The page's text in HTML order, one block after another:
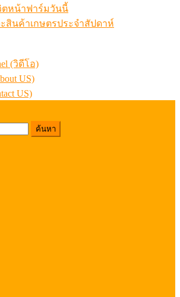
ตหน้าฟาร์มวันนี้
สินค้าเกษตรประจำสัปดาห์
(วิดีโอ)
US)
US)